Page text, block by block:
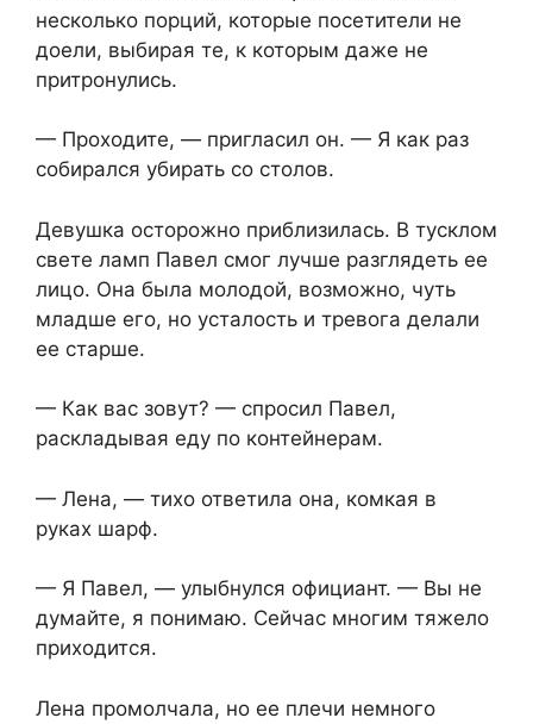
несколько порций, которые посетители не
доели, выбирая те, к которым даже не
притронулись.
— Проходите, — пригласил он. — Я как раз
собирался убирать со столов.
Девушка осторожно приблизилась. В тусклом
свете ламп Павел смог лучше разглядеть ее
лицо. Она была молодой, возможно, чуть
младше его, но усталость и тревога делали
ее старше.
— Как вас зовут? — спросил Павел,
раскладывая еду по контейнерам.
— Лена, — тихо ответила она, комкая в
руках шарф.
— Я Павел, — улыбнулся официант. — Вы не
думайте, я понимаю. Сейчас многим тяжело
приходится.
Лена промолчала, но ее плечи немного